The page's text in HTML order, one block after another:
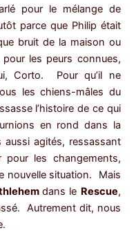
pour le mélange de
parce que Philip était
bruit de la maison ou
pour les peurs connues,
Corto. Pour qu’il ne
les chiens-mâles du
l’histoire de ce qui
en rond dans la
agités, ressassant
pour les changements,
nouvelle situation. Mais
dans le Rescue,
Autrement dit, nous